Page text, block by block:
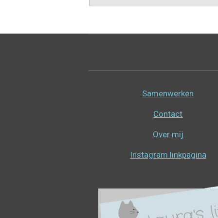
Samenwerken
Contact
Over mij
Instagram linkpagina